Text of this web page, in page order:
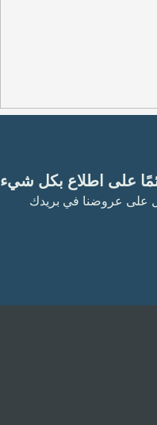
على اطلاع بكل شيء
على عروضنا في بريدك